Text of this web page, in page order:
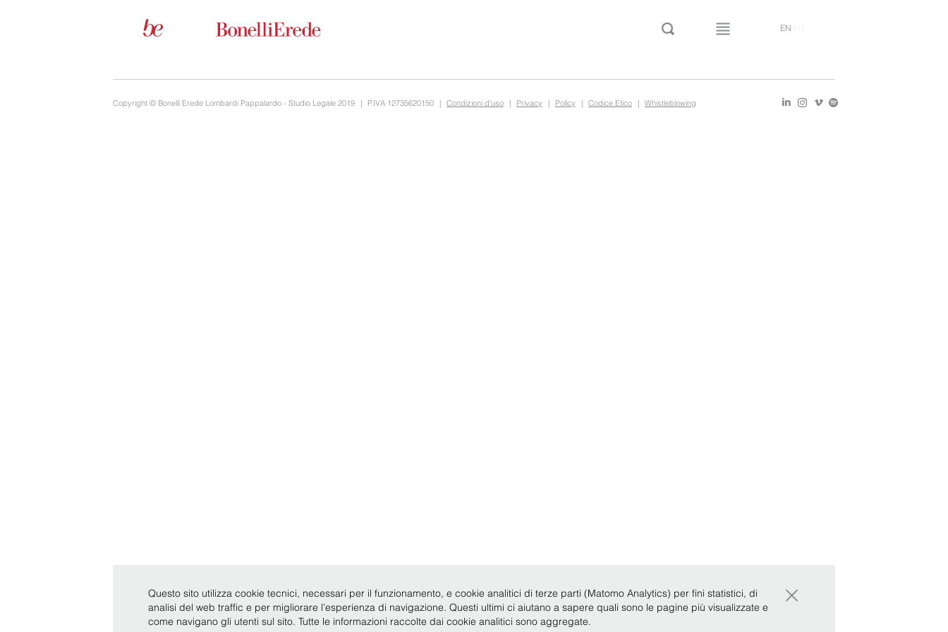
EN
Copyright © Bonelli Erede Lombardi Pappalardo - Studio Legale 2019 | P.IVA 12735620150 | Condizioni d'uso | Privacy | Policy | Codice Etico | Whistleblowing
Questo sito utilizza cookie tecnici, necessari per il funzionamento, e cookie analitici di terze parti (Matomo Analytics) per fini statistici, di
analisi del web traffic e per migliorare l’esperienza di navigazione. Questi ultimi ci aiutano a sapere quali sono le pagine più visualizzate e
come navigano gli utenti sul sito. Tutte le informazioni raccolte dai cookie analitici sono aggregate.
×